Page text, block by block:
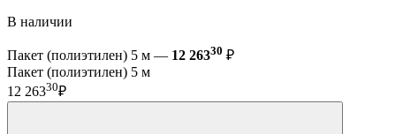
В наличии
Пакет (полиэтилен) 5 м — 12 26330 ₽
Пакет (полиэтилен) 5 м
12 26330₽